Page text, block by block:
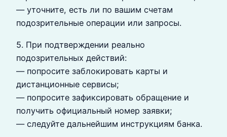
— уточните, есть ли по вашим счетам
подозрительные операции или запросы.
5. При подтверждении реально
подозрительных действий:
— попросите заблокировать карты и
дистанционные сервисы;
— попросите зафиксировать обращение и
получить официальный номер заявки;
— следуйте дальнейшим инструкциям банка.